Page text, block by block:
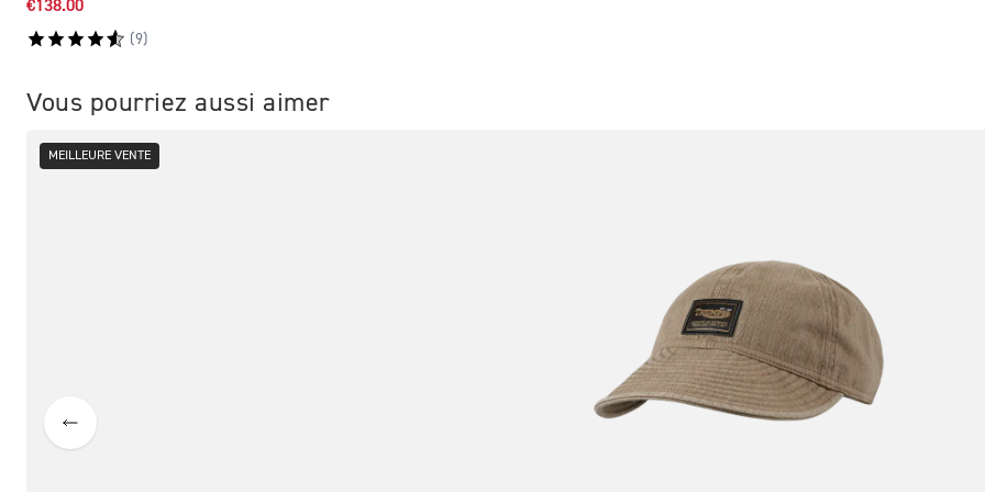
€138.00
(9)
Vous pourriez aussi aimer
MEILLEURE VENTE